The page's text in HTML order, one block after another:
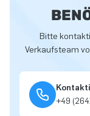
Bitte
Verkaufsteam
+49